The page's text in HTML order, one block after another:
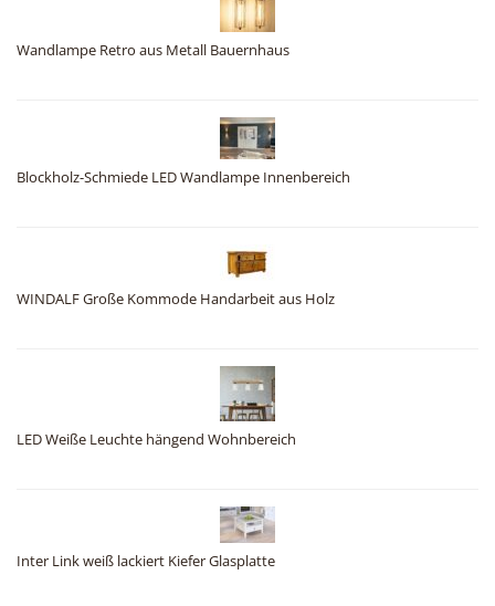
Wandlampe Retro aus Metall Bauernhaus
Blockholz-Schmiede LED Wandlampe Innenbereich
WINDALF Große Kommode Handarbeit aus Holz
LED Weiße Leuchte hängend Wohnbereich
Inter Link weiß lackiert Kiefer Glasplatte